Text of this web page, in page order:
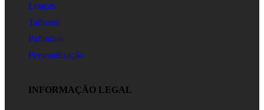
Louças
Talheres
Palhinhas
Personalização
INFORMAÇÃO LEGAL